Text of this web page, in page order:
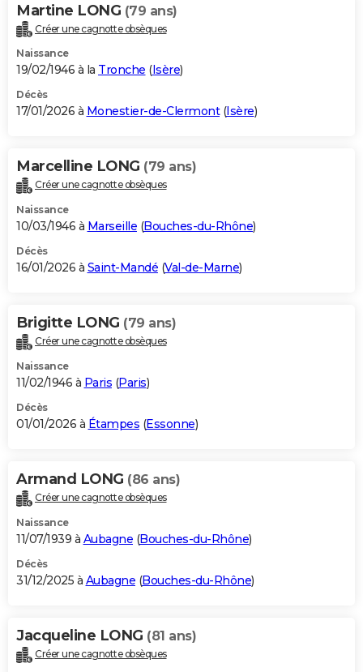
Martine LONG (79 ans)
Créer une cagnotte obsèques
Naissance
19/02/1946 à la Tronche (Isère)
Décès
17/01/2026 à Monestier-de-Clermont(Isère)
Marcelline LONG (79 ans)
Créer une cagnotte obsèques
Naissance
10/03/1946 à Marseille (Bouches-du-Rhône)
Décès
16/01/2026 à Saint-Mandé (Val-de-Marne)
Brigitte LONG (79 ans)
Créer une cagnotte obsèques
Naissance
11/02/1946 à Paris (Paris)
Décès
01/01/2026 à Étampes (Essonne)
Armand LONG (86 ans)
Créer une cagnotte obsèques
Naissance
11/07/1939 à Aubagne (Bouches-du-Rhône)
Décès
31/12/2025 à Aubagne (Bouches-du-Rhône)
Jacqueline LONG (81 ans)
Créer une cagnotte obsèques